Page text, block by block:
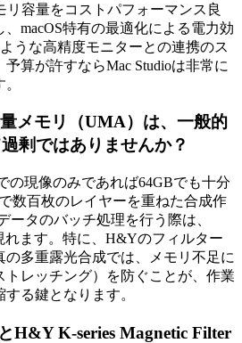
リ容量をコストパフォーマンス良
macOS特有の最適化による電力効
うな高精度モニターとの連携のス
算が許すならMac Studioは非常に
メモリ（UMA）は、一般的
剰ではありませんか？
の現像のみであれば64GBでも十分
数百枚のレイヤーを重ねた合成作
ータのバッチ処理を行う際は、
れます。特に、H&Yのフィルター
の多重露光合成では、メモリ不足に
トレッチング）を防ぐことが、作業
る鍵となります。
H&Y K-series Magnetic Filter